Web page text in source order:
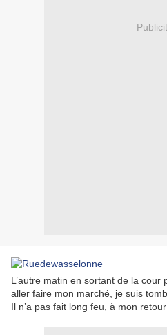
L’autre matin en sortant de la
aller faire mon marché, je suis
Il n’a pas fait long feu, à mon